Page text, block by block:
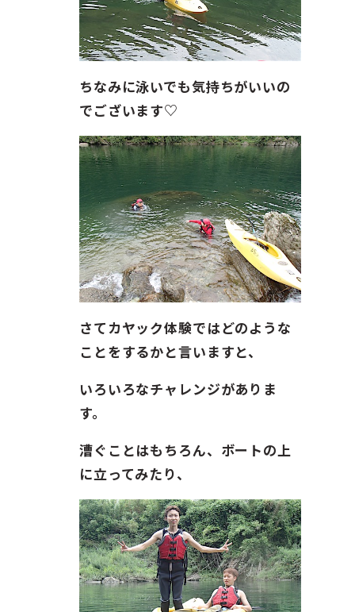
ちなみに泳いでも気持ちがいいの
でございます♡
さてカヤック体験ではどのような
ことをするかと言いますと、
いろいろなチャレンジがありま
す。
漕ぐことはもちろん、ボートの上
に立ってみたり、